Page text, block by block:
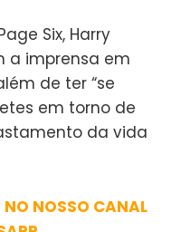
Six, Harry
a imprensa em
de ter “se
em torno de
da vida
NOSSO CANAL